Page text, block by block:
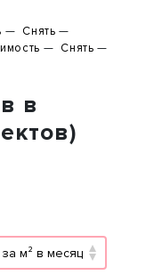
Снять
Снять
в
м² в месяц